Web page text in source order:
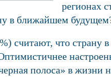
регионах
в ближайшем
считают, что
полоса» в жизни